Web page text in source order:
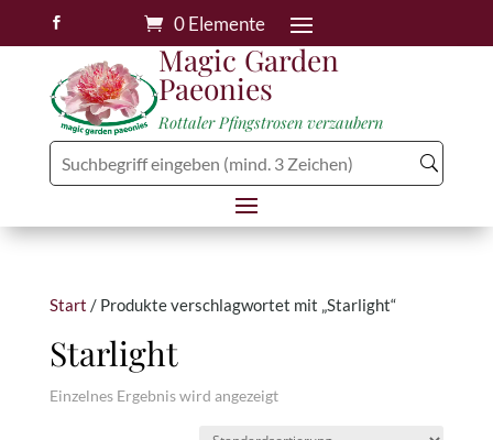
 0 Elemente
Magic Garden
Paeonies
Rottaler Pfingstrosen verzaubern
Start / Produkte verschlagwortet mit „Starlight“
Starlight
Einzelnes Ergebnis wird angezeigt